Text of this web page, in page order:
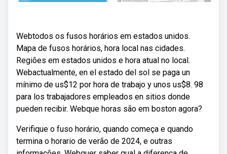
Webtodos os fusos horários em estados unidos.
Mapa de fusos horários, hora local nas cidades.
Regiões em estados unidos e hora atual no local.
Webactualmente, en el estado del sol se paga un
mínimo de us$12 por hora de trabajo y unos us$8. 98
para los trabajadores empleados en sitios donde
pueden recibir. Webque horas são em boston agora?
Verifique o fuso horário, quando começa e quando
termina o horario de verão de 2024, e outras